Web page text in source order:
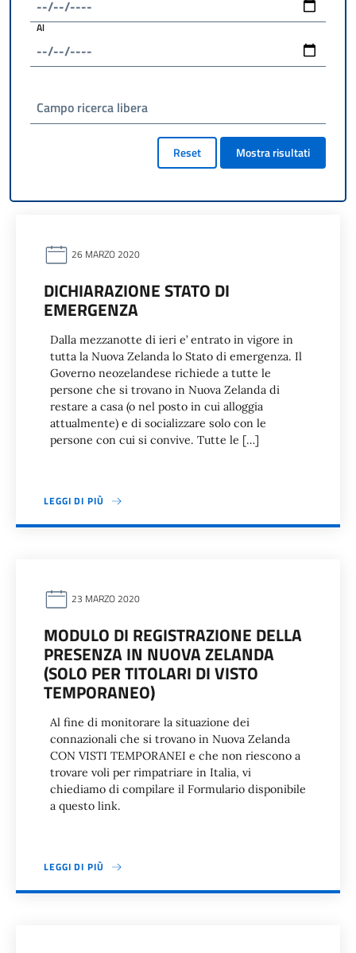
Al
Campo ricerca libera
Reset Mostra risultati
26 MARZO 2020
DICHIARAZIONE STATO DI
EMERGENZA
Dalla mezzanotte di ieri e’ entrato in vigore in
tutta la Nuova Zelanda lo Stato di emergenza. Il
Governo neozelandese richiede a tutte le
persone che si trovano in Nuova Zelanda di
restare a casa (o nel posto in cui alloggia
attualmente) e di socializzare solo con le
persone con cui si convive. Tutte le […]
LEGGI DI PIÙ
23 MARZO 2020
MODULO DI REGISTRAZIONE DELLA
PRESENZA IN NUOVA ZELANDA
(SOLO PER TITOLARI DI VISTO
TEMPORANEO)
Al fine di monitorare la situazione dei
connazionali che si trovano in Nuova Zelanda
CON VISTI TEMPORANEI e che non riescono a
trovare voli per rimpatriare in Italia, vi
chiediamo di compilare il Formulario disponibile
a questo link.
LEGGI DI PIÙ